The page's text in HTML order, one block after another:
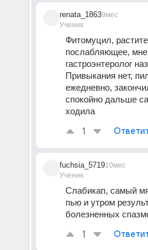
renata_1863
Ученик
9мес
Фитомуцил,
послабляющее, мне
гастроэнтеролог
Привыкания нет,
ежедневно,
спокойно дальше
ходила
1
fuchsia_5719
Ученик
10мес
Слабикап, самый
пью и утром
болезненных
1